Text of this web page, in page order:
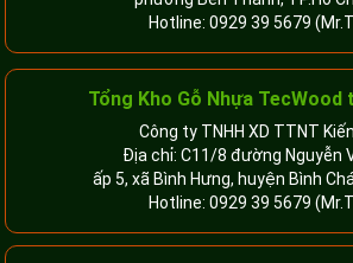
Hotline: 0929 39 5679
Tổng Kho Gỗ Nhựa TecWood
Công ty TNHH XD TTNT
Địa chỉ: C11/8 đường Nguyễn
ấp 5, xã Bình Hưng, huyện Bình
Hotline: 0929 39 5679